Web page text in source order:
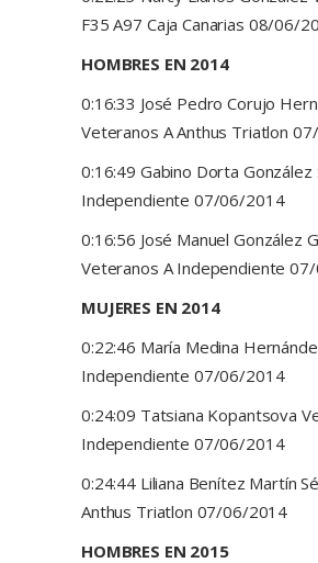
F35 A97 Caja Canarias 08/06/
HOMBRES EN 2014
0:16:33 José Pedro Corujo
Veteranos A Anthus Triatlon
0:16:49 Gabino Dorta González
Independiente 07/06/2014
0:16:56 José Manuel González
Veteranos A Independiente
MUJERES EN 2014
0:22:46 María Medina
Independiente 07/06/2014
0:24:09 Tatsiana Kopantsova
Independiente 07/06/2014
0:24:44 Liliana Benítez Martín
Anthus Triatlon 07/06/2014
HOMBRES EN 2015